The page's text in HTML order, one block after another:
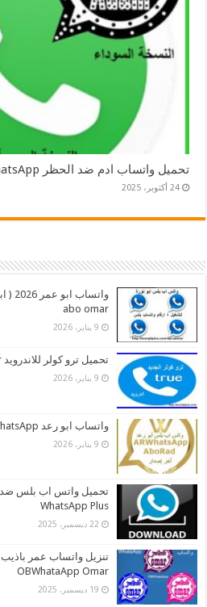
تحميل واتساب ادم ضد الحظر AdamWhatsApp اخر تحديث 2026
24 أكتوبر، 2025
abo omar
9 يناير، 2026
تحميل ترو كولر للاندرويد TrueCaller اخر اصدار 2026
9 يناير، 2026
واتساب ابو رعد ARWhatsApp ضد الحظر 2026 اخر اصدار
9 يناير، 2026
WhatsApp Plus
22 ديسمبر، 2025
OBWhataApp Omar
19 ديسمبر، 2025